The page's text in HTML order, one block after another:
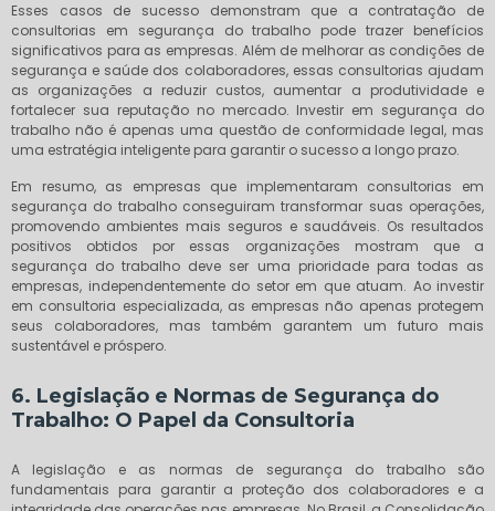
Esses casos de sucesso demonstram que a contratação de
consultorias em segurança do trabalho pode trazer benefícios
significativos para as empresas. Além de melhorar as condições de
segurança e saúde dos colaboradores, essas consultorias ajudam
as organizações a reduzir custos, aumentar a produtividade e
fortalecer sua reputação no mercado. Investir em segurança do
trabalho não é apenas uma questão de conformidade legal, mas
uma estratégia inteligente para garantir o sucesso a longo prazo.
Em resumo, as empresas que implementaram consultorias em
segurança do trabalho conseguiram transformar suas operações,
promovendo ambientes mais seguros e saudáveis. Os resultados
positivos obtidos por essas organizações mostram que a
segurança do trabalho deve ser uma prioridade para todas as
empresas, independentemente do setor em que atuam. Ao investir
em consultoria especializada, as empresas não apenas protegem
seus colaboradores, mas também garantem um futuro mais
sustentável e próspero.
6. Legislação e Normas de Segurança do
Trabalho: O Papel da Consultoria
A legislação e as normas de segurança do trabalho são
fundamentais para garantir a proteção dos colaboradores e a